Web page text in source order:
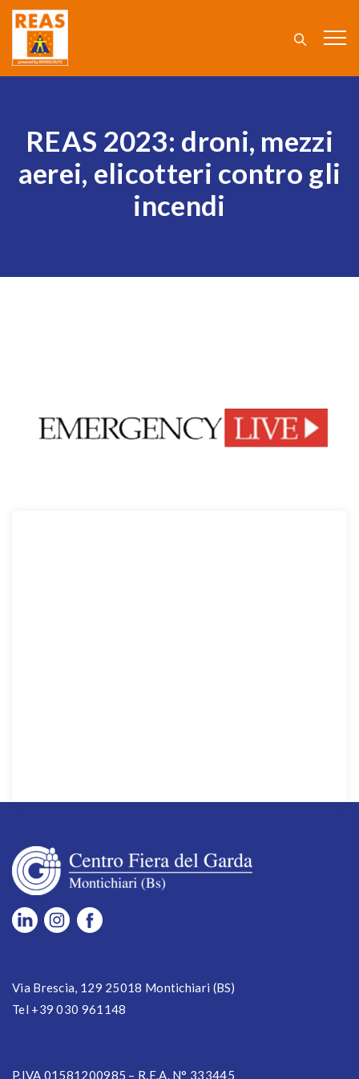
REAS 2023: droni, mezzi
aerei, elicotteri contro gli
incendi
Via Brescia, 129 25018 Montichiari (BS)
Tel +39 030 961148
P.IVA 01581200985 – R.E.A. N° 333445